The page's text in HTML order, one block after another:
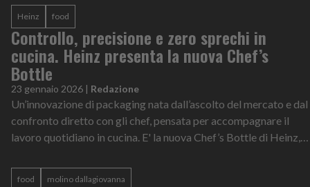
Heinz food
Controllo, precisione e zero sprechi in
cucina. Heinz presenta la nuova Chef’s
Bottle
23 gennaio 2026 | Redazione
Un’innovazione di packaging nata dall’ascolto del mercato e dal
confronto diretto con gli chef, pensata per accompagnare il
lavoro quotidiano in cucina. E' la nuova Chef’s Bottle di Heinz,
food molino dallagiovanna